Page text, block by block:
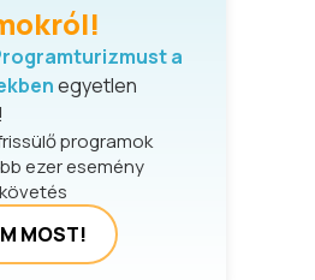
a
egyetlen
programok
ezer esemény
MOST!